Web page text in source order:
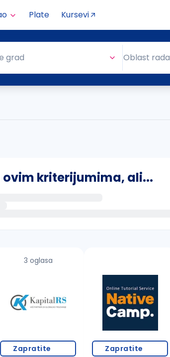
Plate Kursevi
grad Oblast rada
kriterijumima, ali...
đ, ž, dž)
3 oglasa
Zapratite Zapratite